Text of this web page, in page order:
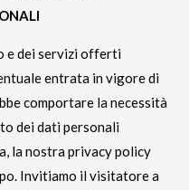
e dei servizi offerti
entrata in vigore di
comportare la necessità
dei dati personali
la nostra privacy policy
Invitiamo il visitatore a